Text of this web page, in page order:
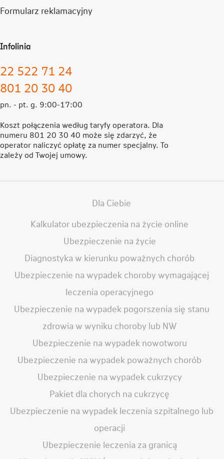
Formularz reklamacyjny
Infolinia
22 522 71 24
801 20 30 40
pn. - pt. g. 9:00-17:00
Koszt połączenia według taryfy operatora. Dla
numeru 801 20 30 40 może się zdarzyć, że
operator naliczyć opłatę za numer specjalny. To
zależy od Twojej umowy.
Dla Ciebie
Kalkulator ubezpieczenia na życie online
Ubezpieczenie na życie
Diagnostyka w kierunku poważnych chorób
Ubezpieczenie na wypadek choroby wymagającej
leczenia operacyjnego
Ubezpieczenie na wypadek pogorszenia się stanu
zdrowia w wyniku choroby lub NW
Ubezpieczenie na wypadek nowotworu
Ubezpieczenie na wypadek poważnych chorób
Ubezpieczenie na wypadek cukrzycy
Pakiet dla chorych na cukrzycę
Ubezpieczenie na wypadek leczenia szpitalnego lub
operacji
Ubezpieczenie leczenia za granicą